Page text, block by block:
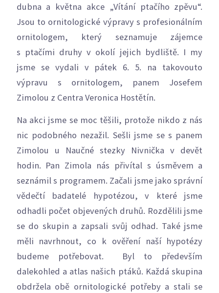
dubna a května akce „Vítání ptačího zpěvu“.
Jsou to ornitologické výpravy s profesionálním
ornitologem, který seznamuje zájemce
s ptačími druhy v okolí jejich bydliště. I my
jsme se vydali v pátek 6. 5. na takovouto
výpravu s ornitologem, panem Josefem
Zimolou z Centra Veronica Hostětín.
Na akci jsme se moc těšili, protože nikdo z nás
nic podobného nezažil. Sešli jsme se s panem
Zimolou u Naučné stezky Nivnička v devět
hodin. Pan Zimola nás přivítal s úsměvem a
seznámil s programem. Začali jsme jako správní
vědečtí badatelé hypotézou, v které jsme
odhadli počet objevených druhů. Rozdělili jsme
se do skupin a zapsali svůj odhad. Také jsme
měli navrhnout, co k ověření naší hypotézy
budeme potřebovat. Byl to především
dalekohled a atlas našich ptáků. Každá skupina
obdržela obě ornitologické potřeby a stali se